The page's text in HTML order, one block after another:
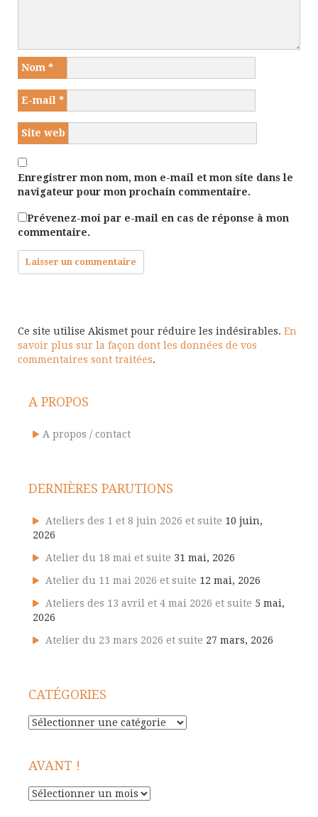
Nom *
E-mail *
Site web
Enregistrer mon nom, mon e-mail et mon site dans le
navigateur pour mon prochain commentaire.
Prévenez-moi par e-mail en cas de réponse à mon
commentaire.
Ce site utilise Akismet pour réduire les indésirables. En
savoir plus sur la façon dont les données de vos
commentaires sont traitées.
A PROPOS
A propos / contact
DERNIÈRES PARUTIONS
Ateliers des 1 et 8 juin 2026 et suite 10 juin,
2026
Atelier du 18 mai et suite 31 mai, 2026
Atelier du 11 mai 2026 et suite 12 mai, 2026
Ateliers des 13 avril et 4 mai 2026 et suite 5 mai,
2026
Atelier du 23 mars 2026 et suite 27 mars, 2026
CATÉGORIES
Catégories
AVANT !
Avant